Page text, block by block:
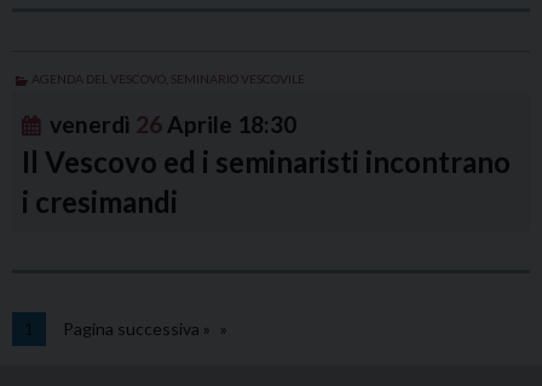
AGENDA DEL VESCOVO SEMINARIO VESCOVILE
venerdì 26 Aprile 18:30
Il Vescovo ed i seminaristi incontrano
i cresimandi
1 Pagina successiva »